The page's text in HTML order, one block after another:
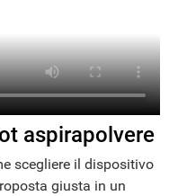
aspirapolvere
scegliere il dispositivo
giusta in un